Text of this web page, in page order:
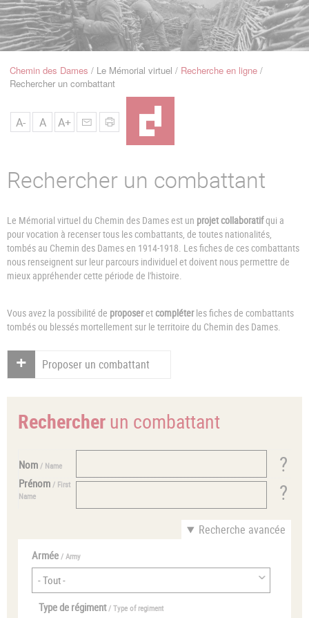
Navigation
Fil
Chemin des Dames Le Mémorial virtuel
Recherche en ligne
Rechercher un combattant
A- A A+
Rechercher un combattant
Le Mémorial virtuel du Chemin des Dames est un projet collaboratifqui a
pour vocation à recenser tous les combattants, de toutes nationalités,
tombés au Chemin des Dames en 1914-1918. Les fiches de ces combattants
nous renseignent sur leur parcours individuel et doivent nous permettre de
mieux appréhender cette période de l'histoire.
Vous avez la possibilité de proposeretcompléterles fiches de combattants
tombés ou blessés mortellement sur le territoire du Chemin des Dames.
Proposer un combattant
Rechercherun combattant
Nom / Name
Prénom / First
Name
Recherche avancée
Armée / Army
Type de régiment/ Type of regiment